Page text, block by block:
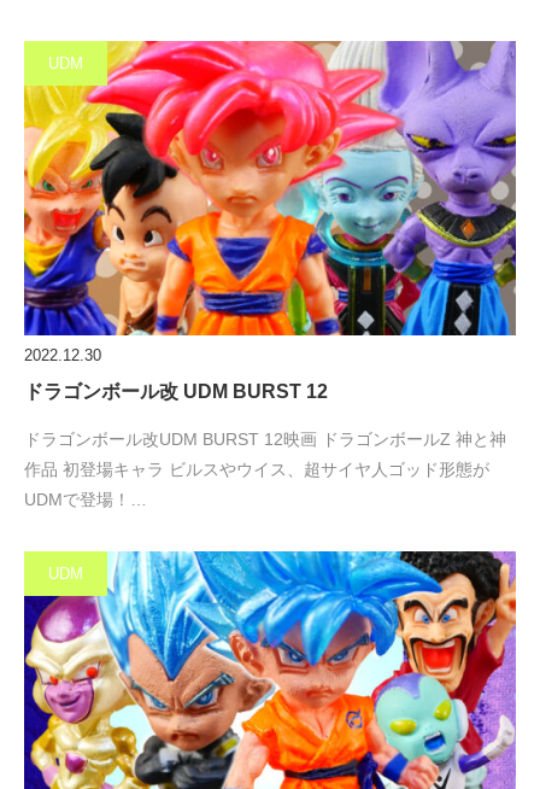
UDM
2022.12.30
ドラゴンボール改 UDM BURST 12
ドラゴンボール改UDM BURST 12映画 ドラゴンボールZ 神と神
作品 初登場キャラ ビルスやウイス、超サイヤ人ゴッド形態が
UDMで登場！…
UDM